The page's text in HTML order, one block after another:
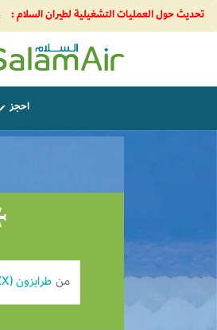
تحديث حول العمليات التشغيلية لطيران السلام :
SalamAir
احجز
من